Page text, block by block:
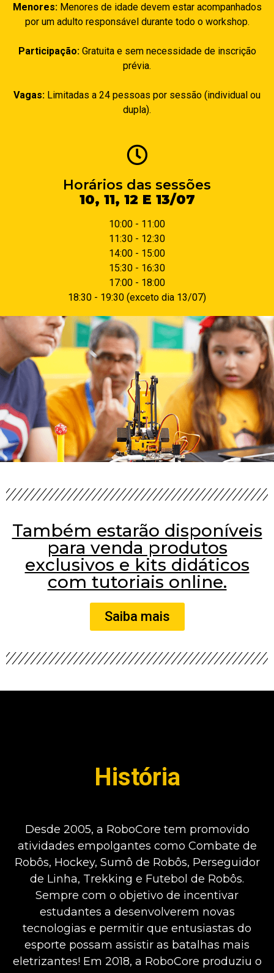
Menores: Menores de idade devem estar acompanhados
por um adulto responsável durante todo o workshop.
Participação: Gratuita e sem necessidade de inscrição
prévia.
Vagas: Limitadas a 24 pessoas por sessão (individual ou
dupla).
Horários das sessões
10, 11, 12 E 13/07
10:00 - 11:00
11:30 - 12:30
14:00 - 15:00
15:30 - 16:30
17:00 - 18:00
18:30 - 19:30 (exceto dia 13/07)
Também estarão disponíveis
para venda produtos
exclusivos e kits didáticos
com tutoriais online.
Saiba mais
História
Desde 2005, a RoboCore tem promovido
atividades empolgantes como Combate de
Robôs, Hockey, Sumô de Robôs, Perseguidor
de Linha, Trekking e Futebol de Robôs.
Sempre com o objetivo de incentivar
estudantes a desenvolverem novas
tecnologias e permitir que entusiastas do
esporte possam assistir as batalhas mais
eletrizantes! Em 2018, a RoboCore produziu o